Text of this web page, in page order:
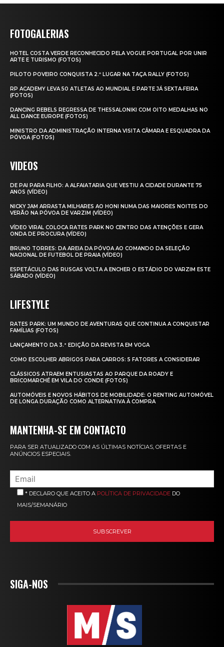
FOTOGALERIAS
HOTEL COSTA VERDE RECONHECIDO PELA VOGUE PORTUGAL POR UNIR
ARTE E TURISMO (FOTOS)
PILOTO POVEIRO CONQUISTA 2.º LUGAR NA TAÇA RALLY (FOTOS)
RP ACADEMY LEVA 50 ATLETAS AO MUNDIAL E PARTE JÁ SEXTA‑FEIRA
(FOTOS)
DANCING REBELS REGRESSA DE THESSALONIKI COM OITO MEDALHAS NO
ALL DANCE EUROPE (FOTOS)
MINISTRO DA ADMINISTRAÇÃO INTERNA VISITA CÂMARA E ESQUADRA DA
PÓVOA (FOTOS)
VIDEOS
DE PAI PARA FILHO: A ALFAIATARIA QUE VESTIU A CIDADE DURANTE 75
ANOS (VÍDEO)
NICKY JAM ARRASTA MILHARES AO HONI NUMA DAS MAIORES NOITES DO
VERÃO NA PÓVOA DE VARZIM (VÍDEO)
VÍDEO VIRAL COLOCA RATES PARK NO CENTRO DAS ATENÇÕES E GERA
ONDA DE PROCURA (VÍDEO)
BRUNO TORRES: DA AREIA DA PÓVOA AO COMANDO DA SELEÇÃO
NACIONAL DE FUTEBOL DE PRAIA (VÍDEO)
ESPETÁCULO DAS RUSGAS VOLTA A ENCHER O ESTÁDIO DO VARZIM ESTE
SÁBADO (VÍDEO)
LIFESTYLE
RATES PARK: UM MUNDO DE AVENTURAS QUE CONTINUA A CONQUISTAR
FAMÍLIAS (FOTOS)
LANÇAMENTO DA 3.ª EDIÇÃO DA REVISTA EM VOGA
COMO ESCOLHER ABRIGOS PARA CARROS: 5 FATORES A CONSIDERAR
CLÁSSICOS ATRAEM ENTUSIASTAS AO PARQUE DA ROADY E
BRICOMARCHÉ EM VILA DO CONDE (FOTOS)
AUTOMÓVEIS E NOVOS HÁBITOS DE MOBILIDADE: O RENTING AUTOMÓVEL
DE LONGA DURAÇÃO COMO ALTERNATIVA À COMPRA
MANTENHA-SE EM CONTACTO
PARA SER ATUALIZADO COM AS ÚLTIMAS NOTÍCIAS, OFERTAS E
ANÚNCIOS ESPECIAIS.
* DECLARO QUE ACEITO A POLÍTICA DE PRIVACIDADE DO
MAIS/SEMANÁRIO
SIGA-NOS